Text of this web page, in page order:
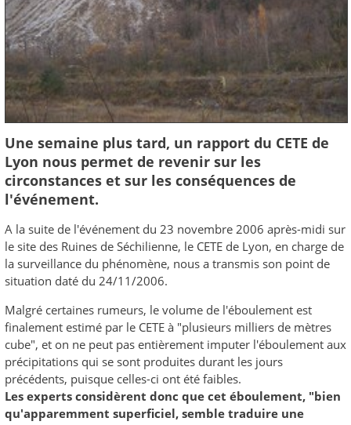
Une semaine plus tard, un rapport du CETE de
Lyon nous permet de revenir sur les
circonstances et sur les conséquences de
l'événement.
A la suite de l'événement du 23 novembre 2006 après-midi sur
le site des Ruines de Séchilienne, le CETE de Lyon, en charge de
la surveillance du phénomène, nous a transmis son point de
situation daté du 24/11/2006.
Malgré certaines rumeurs, le volume de l'éboulement est
finalement estimé par le CETE à "plusieurs milliers de mètres
cube", et on ne peut pas entièrement imputer l'éboulement aux
précipitations qui se sont produites durant les jours
précédents, puisque celles-ci ont été faibles.
Les experts considèrent donc que cet éboulement, "bien
qu'apparemment superficiel, semble traduire une